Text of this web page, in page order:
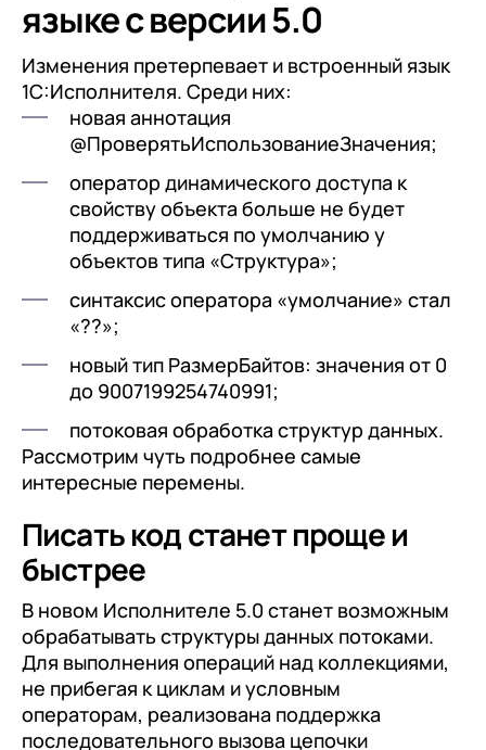
языке с версии 5.0
Изменения претерпевает и встроенный язык
1С:Исполнителя. Среди них:
новая аннотация
@ПроверятьИспользованиеЗначения;
оператор динамического доступа к
свойству объекта больше не будет
поддерживаться по умолчанию у
объектов типа «Структура»;
синтаксис оператора «умолчание» стал
«??»;
новый тип РазмерБайтов: значения от 0
до 9007199254740991;
потоковая обработка структур данных.
Рассмотрим чуть подробнее самые
интересные перемены.
Писать код станет проще и
быстрее
В новом Исполнителе 5.0 станет возможным
обрабатывать структуры данных потоками.
Для выполнения операций над коллекциями,
не прибегая к циклам и условным
операторам, реализована поддержка
последовательного вызова цепочки